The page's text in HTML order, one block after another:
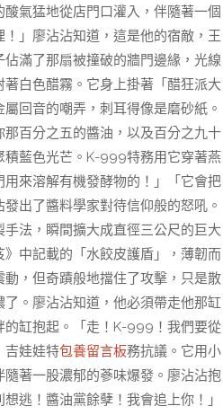
氣猛地從店門口灌入，伴隨著一個
」廖沾沾知道，這是他的宿敵，王
滿了那扇被撞破的牆門邊緣，光線
白色醋霧。它身上掛著「醋狂派大
回音的嘲弄，刺耳得像是磨砂紙。
百分之五的醬油，以及百分之九十
積藍色光芒。K-999特務用它穿著燕
來溶解有機發酵物的！」「它會把
出了醬料學家對待信仰般的怒吼。
法，瞬間擴大成直徑三公尺的巨大
中記載的「水餃皮護盾」，薄韌而
，但奇蹟般地擋住了攻擊，只是散
。廖沾沾知道，他必須帶走他那缸
的缸抱起。「走！K-999！我們要從
吉娃娃特包養留言板務抗議。它用小
著一股濃郁的蔘味爆發。廖沾沾抱
逃！醬油黨餘孽！我會追上你！」